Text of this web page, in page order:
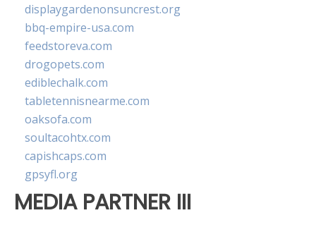
displaygardenonsuncrest.org
bbq-empire-usa.com
feedstoreva.com
drogopets.com
ediblechalk.com
tabletennisnearme.com
oaksofa.com
soultacohtx.com
capishcaps.com
gpsyfl.org
MEDIA PARTNER III